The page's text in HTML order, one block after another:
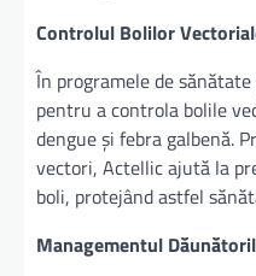
Controlul Bolilor
În programele de
pentru a controla bolile
dengue și febra galbenă.
vectori, Actellic ajută la
boli, protejând astfel
Managementul